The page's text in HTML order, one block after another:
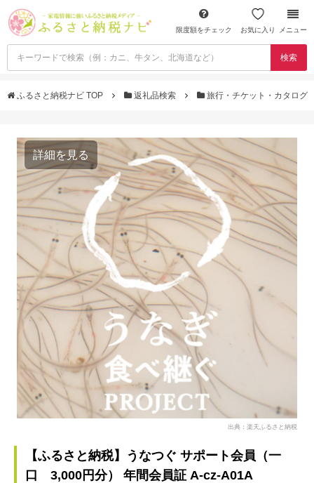
限度額をチェック お気に入り メニュー
検索
ふるさと納税ナビ TOP 返礼品検索 旅行・チケット・カタログ
詳細を見る
出典：楽天ふるさと納税
【ふるさと納税】うなつぐ サポート会員（一
口 3,000円分） 年間会員証 A-cz-A01A